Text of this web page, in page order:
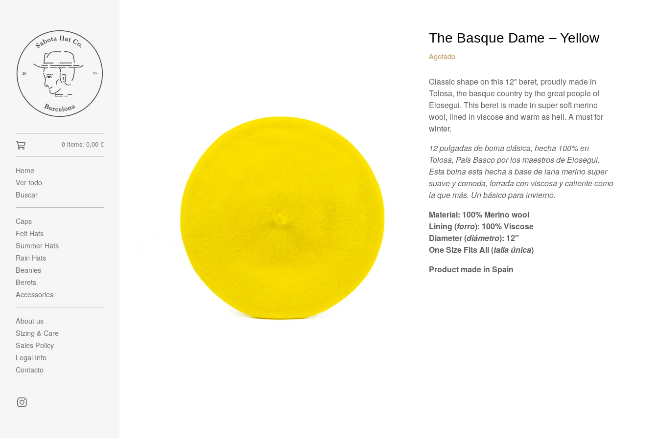
0 items: 0,00 €
Home
Ver todo
Buscar
Caps
Felt Hats
Summer Hats
Rain Hats
Beanies
Berets
Accessories
About us
Sizing & Care
Sales Policy
Legal Info
Contacto
The Basque Dame – Yellow
Agotado
Classic shape on this 12" beret, proudly made in
Tolosa, the basque country by the great people of
Elosegui. This beret is made in super soft merino
wool, lined in viscose and warm as hell. A must for
winter.
12 pulgadas de boina clásica, hecha 100% en
Tolosa, País Basco por los maestros de Elosegui.
Esta boina esta hecha a base de lana merino super
suave y comoda, forrada con viscosa y caliente como
la que más. Un básico para invierno.
Material: 100% Merino wool
Lining (forro): 100% Viscose
Diameter (diámetro): 12''
One Size Fits All (talla única)
Product made in Spain